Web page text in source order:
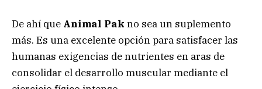
De ahí que Animal Pak no sea un suplemento
más. Es una excelente opción para satisfacer las
humanas exigencias de nutrientes en aras de
consolidar el desarrollo muscular mediante el